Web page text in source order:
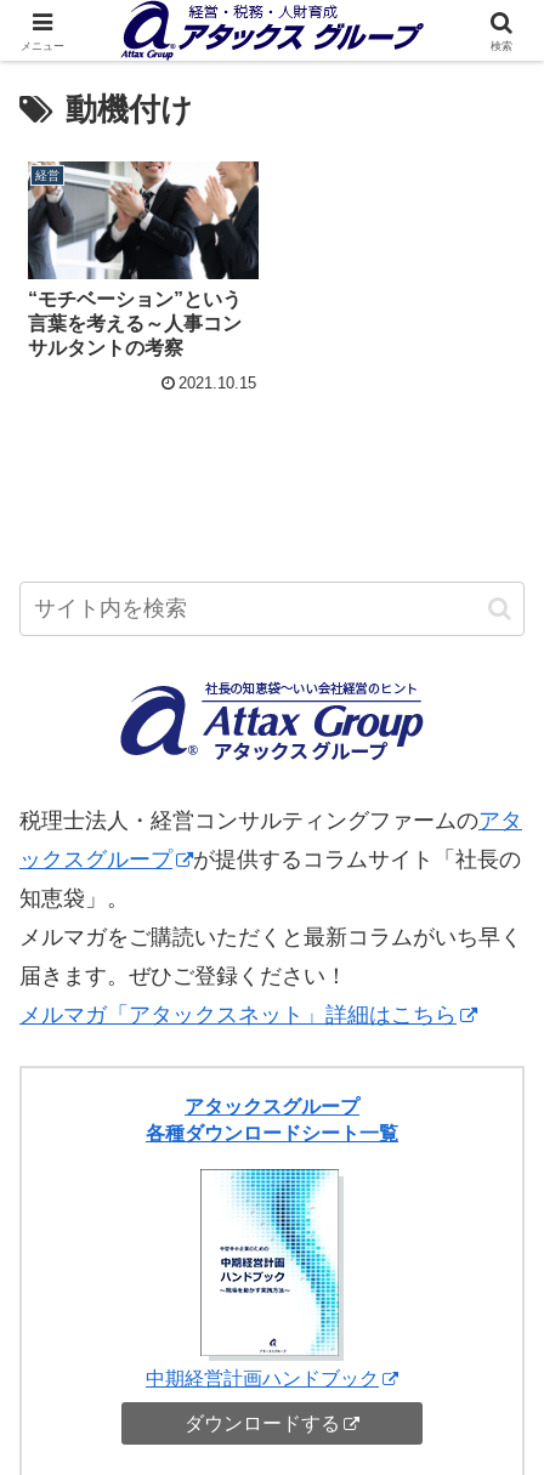
動機付け
経営
“モチベーション”という
言葉を考える～人事コン
サルタントの考察
2021.10.15
税理士法人・経営コンサルティングファームのアタ
ックスグループ
が提供するコラムサイト「社長の
知恵袋」。
メルマガをご購読いただくと最新コラムがいち早く
届きます。ぜひご登録ください！
メルマガ「アタックスネット」詳細はこちら
アタックスグループ
各種ダウンロードシート一覧
中期経営計画ハンドブック
ダウンロードする
メニュー 検索